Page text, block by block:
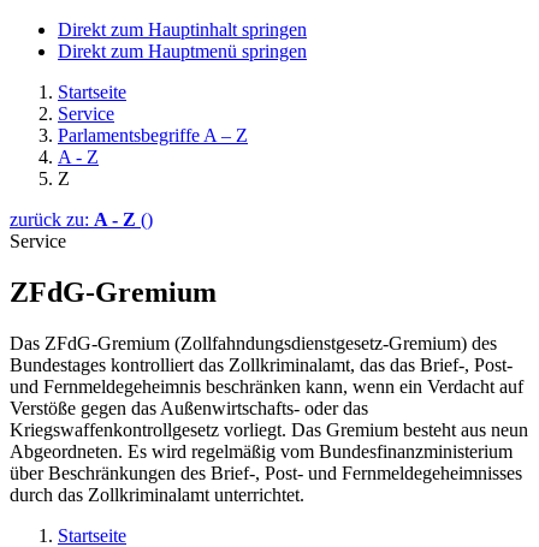
Direkt zum Hauptinhalt springen
Direkt zum Hauptmenü springen
Startseite
Service
Parlamentsbegriffe A – Z
A - Z
Z
zurück zu: A - Z ()
Service
ZFdG-Gremium
Das ZFdG-Gremium (Zollfahndungsdienstgesetz-Gremium) des
Bundestages kontrolliert das Zollkriminalamt, das das Brief-, Post-
und Fernmeldegeheimnis beschränken kann, wenn ein Verdacht auf
Verstöße gegen das Außenwirtschafts- oder das
Kriegswaffenkontrollgesetz vorliegt. Das Gremium besteht aus neun
Abgeordneten. Es wird regelmäßig vom Bundesfinanzministerium
über Beschränkungen des Brief-, Post- und Fernmeldegeheimnisses
durch das Zollkriminalamt unterrichtet.
Startseite